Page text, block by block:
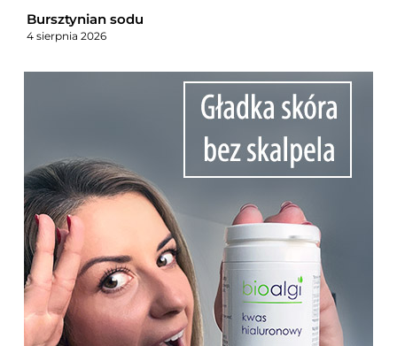
Bursztynian sodu
4 sierpnia 2026